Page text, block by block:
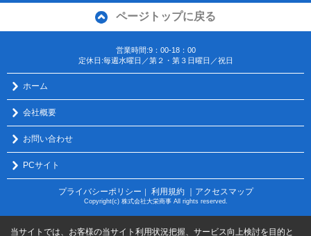
ページトップに戻る
営業時間:9：00-18：00
定休日:毎週水曜日／第２・第３日曜日／祝日
ホーム
会社概要
お問い合わせ
PCサイト
プライバシーポリシー 利用規約 ｜アクセスマップ
Copyright(c) 株式会社大栄商事 All rights reserved.
当サイトでは、お客様の当サイト利用状況把握、サービス向上検討を目的と